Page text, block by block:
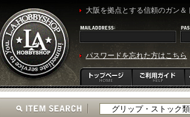
大阪を拠点とする信頼のガン＆
パスワードを忘れた方はこちら